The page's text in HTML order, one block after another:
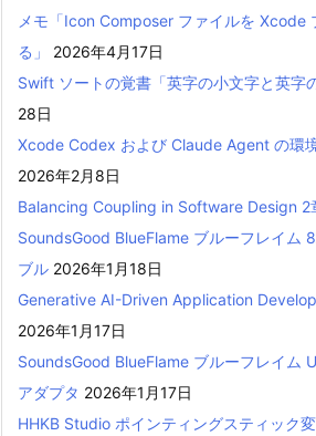
メモ「Icon Composer ファイルを Xcode
る」
2026年4月17日
Swift ソートの覚書「英字の小文字と英字
28日
Xcode Codex および Claude Agent の環
2026年2月8日
Balancing Coupling in Software Design 2
SoundsGood BlueFlame ブルーフレイム
ブル 2026年1月18日
Generative AI-Driven Application
2026年1月17日
SoundsGood BlueFlame ブルーフレイム
アダプタ 2026年1月17日
HHKB Studio ポインティングスティック